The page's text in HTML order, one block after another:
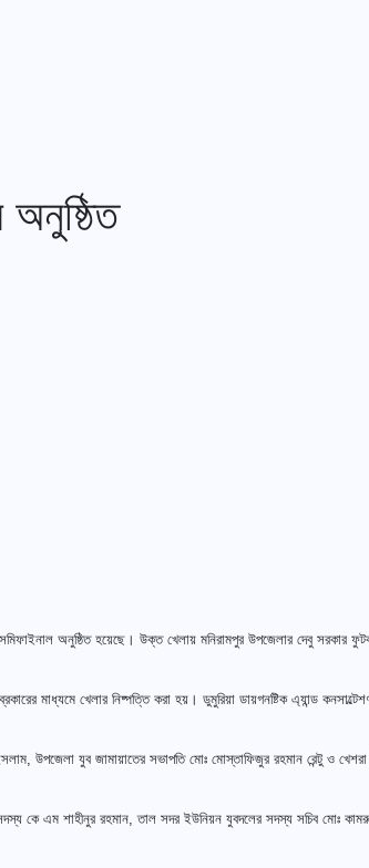
অনুষ্ঠিত
সেমিফাইনাল অনুষ্ঠিত হয়েছে। উক্ত খেলায় মনিরামপুর উপজেলার দেবু সরকার
মাধ্যমে খেলার নিষ্পত্তি করা হয়। ডুমুরিয়া ডায়গনষ্টিক এ্যান্ড
উপজেলা যুব জামায়াতের সভাপতি মোঃ মোস্তাফিজুর রহমান রেন্টু ও
কে এম শাহীনুর রহমান, তাল সদর ইউনিয়ন যুবদলের সদস্য সচিব মোঃ